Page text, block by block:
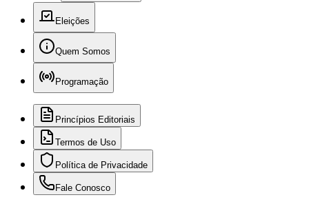
Eleições
Quem Somos
Programação
Princípios Editoriais
Termos de Uso
Política de Privacidade
Fale Conosco